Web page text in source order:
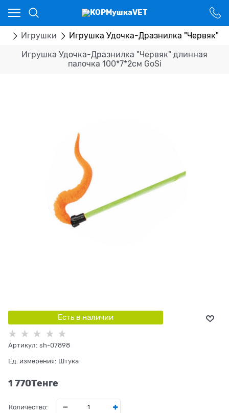
Игрушки Игрушка Удочка-Дразнилка "Червяк"
Игрушка Удочка-Дразнилка "Червяк" длинная
палочка 100*7*2см GoSi
Есть в наличии
Артикул: sh-07898
Ед. измерения: Штука
1 770Tенге
Количество:
Ваш город - Костанай,
угадали?
НЕТ